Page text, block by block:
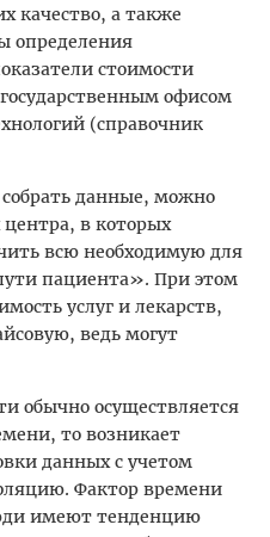
качество, а также
определения
стоимости
офисом
(справочник
данные, можно
в которых
всю необходимую для
пациента». При этом
услуг и лекарств,
ведь могут
обычно осуществляется
то возникает
данных с учетом
Фактор времени
имеют тенденцию